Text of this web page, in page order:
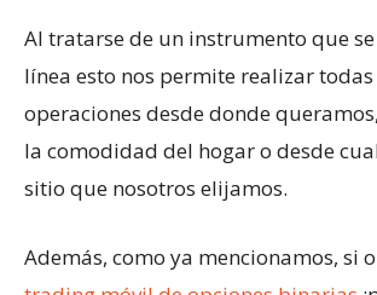
Al tratarse de un instrumento que
línea esto nos permite realizar todas
operaciones desde donde
la comodidad del hogar o desde
sitio que nosotros elijamos.
Además, como ya mencionamos, si